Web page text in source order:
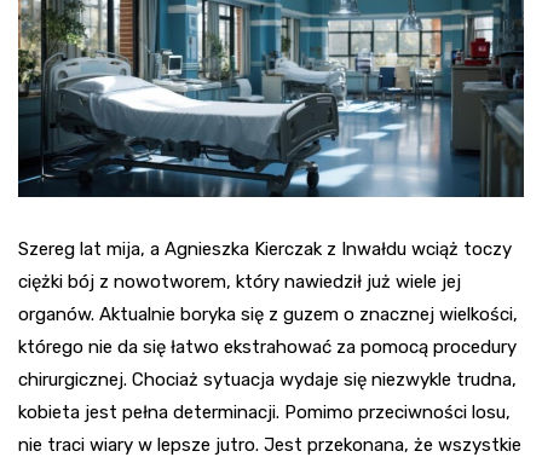
Szereg lat mija, a Agnieszka Kierczak z Inwałdu wciąż toczy
ciężki bój z nowotworem, który nawiedził już wiele jej
organów. Aktualnie boryka się z guzem o znacznej wielkości,
którego nie da się łatwo ekstrahować za pomocą procedury
chirurgicznej. Chociaż sytuacja wydaje się niezwykle trudna,
kobieta jest pełna determinacji. Pomimo przeciwności losu,
nie traci wiary w lepsze jutro. Jest przekonana, że wszystkie